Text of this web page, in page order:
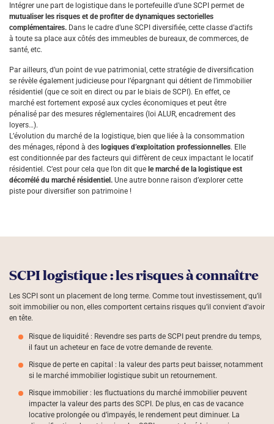
Intégrer une part de logistique dans le portefeuille d’une SCPI permet de
mutualiser les risques et de profiter de dynamiques sectorielles
complémentaires. Dans le cadre d’une SCPI diversifiée, cette classe d’actifs
à toute sa place aux côtés des immeubles de bureaux, de commerces, de
santé, etc.
Par ailleurs, d’un point de vue patrimonial, cette stratégie de diversification
se révèle également judicieuse pour l’épargnant qui détient de l’immobilier
résidentiel (que ce soit en direct ou par le biais de SCPI). En effet, ce
marché est fortement exposé aux cycles économiques et peut être
pénalisé par des mesures réglementaires (loi ALUR, encadrement des
loyers…).
L’évolution du marché de la logistique, bien que liée à la consommation
des ménages, répond à des logiques d’exploitation professionnelles. Elle
est conditionnée par des facteurs qui diffèrent de ceux impactant le locatif
résidentiel. C’est pour cela que l’on dit que le marché de la logistique est
décorrélé du marché résidentiel. Une autre bonne raison d’explorer cette
piste pour diversifier son patrimoine !
SCPI logistique : les risques à connaître
Les SCPI sont un placement de long terme. Comme tout investissement, qu’il
soit immobilier ou non, elles comportent certains risques qu’il convient d’avoir
en tête.
Risque de liquidité : Revendre ses parts de SCPI peut prendre du temps,
il faut un acheteur en face de votre demande de revente.
Risque de perte en capital : la valeur des parts peut baisser, notamment
si le marché immobilier logistique subit un retournement.
Risque immobilier : les fluctuations du marché immobilier peuvent
impacter la valeur des parts des SCPI. De plus, en cas de vacance
locative prolongée ou d’impayés, le rendement peut diminuer. La